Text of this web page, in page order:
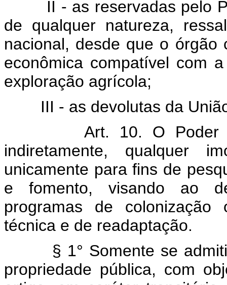
II - as reservadas pelo
de qualquer natureza,
nacional, desde que o órgão
econômica compatível com
exploração agrícola;
III - as devolutas da
Art. 10. O Poder
indiretamente, qualquer
unicamente para fins de
e fomento, visando ao
programas de
técnica e de readaptação.
§ 1° Somente se
propriedade pública, com